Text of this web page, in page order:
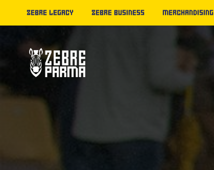
ZEBRE LEGACY ZEBRE BUSINESS MERCHANDISING